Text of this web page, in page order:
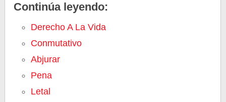
Continúa leyendo:
Derecho A La Vida
Conmutativo
Abjurar
Pena
Letal